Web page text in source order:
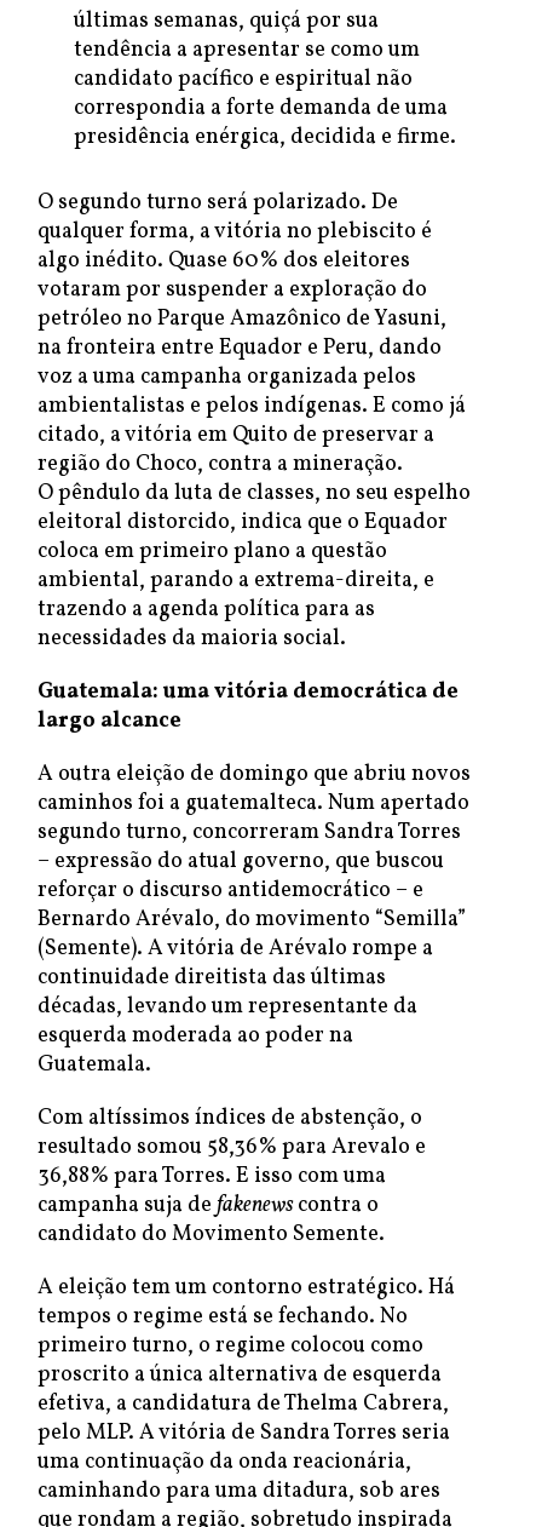
últimas semanas, quiçá por sua
tendência a apresentar se como um
candidato pacífico e espiritual não
correspondia a forte demanda de uma
presidência enérgica, decidida e firme.
O segundo turno será polarizado. De
qualquer forma, a vitória no plebiscito é
algo inédito. Quase 60% dos eleitores
votaram por suspender a exploração do
petróleo no Parque Amazônico de Yasuni,
na fronteira entre Equador e Peru, dando
voz a uma campanha organizada pelos
ambientalistas e pelos indígenas. E como já
citado, a vitória em Quito de preservar a
região do Choco, contra a mineração.
O pêndulo da luta de classes, no seu espelho
eleitoral distorcido, indica que o Equador
coloca em primeiro plano a questão
ambiental, parando a extrema-direita, e
trazendo a agenda política para as
necessidades da maioria social.
Guatemala: uma vitória democrática de
largo alcance
A outra eleição de domingo que abriu novos
caminhos foi a guatemalteca. Num apertado
segundo turno, concorreram Sandra Torres
– expressão do atual governo, que buscou
reforçar o discurso antidemocrático – e
Bernardo Arévalo, do movimento “Semilla”
(Semente). A vitória de Arévalo rompe a
continuidade direitista das últimas
décadas, levando um representante da
esquerda moderada ao poder na
Guatemala.
Com altíssimos índices de abstenção, o
resultado somou 58,36% para Arevalo e
36,88% para Torres. E isso com uma
campanha suja de fakenewscontra o
candidato do Movimento Semente.
A eleição tem um contorno estratégico. Há
tempos o regime está se fechando. No
primeiro turno, o regime colocou como
proscrito a única alternativa de esquerda
efetiva, a candidatura de Thelma Cabrera,
pelo MLP. A vitória de Sandra Torres seria
uma continuação da onda reacionária,
caminhando para uma ditadura, sob ares
que rondam a região, sobretudo inspirada